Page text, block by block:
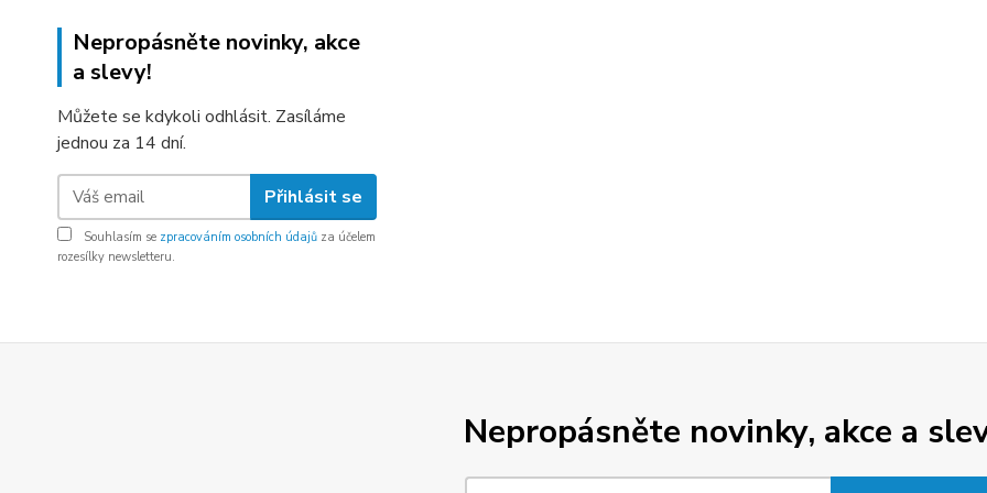
Nepropásněte novinky, akce
a slevy!
Můžete se kdykoli odhlásit. Zasíláme
jednou za 14 dní.
Přihlásit se
Souhlasím se zpracováním osobních údajů za účelem
rozesílky newsletteru.
Nepropásněte novinky, akce a